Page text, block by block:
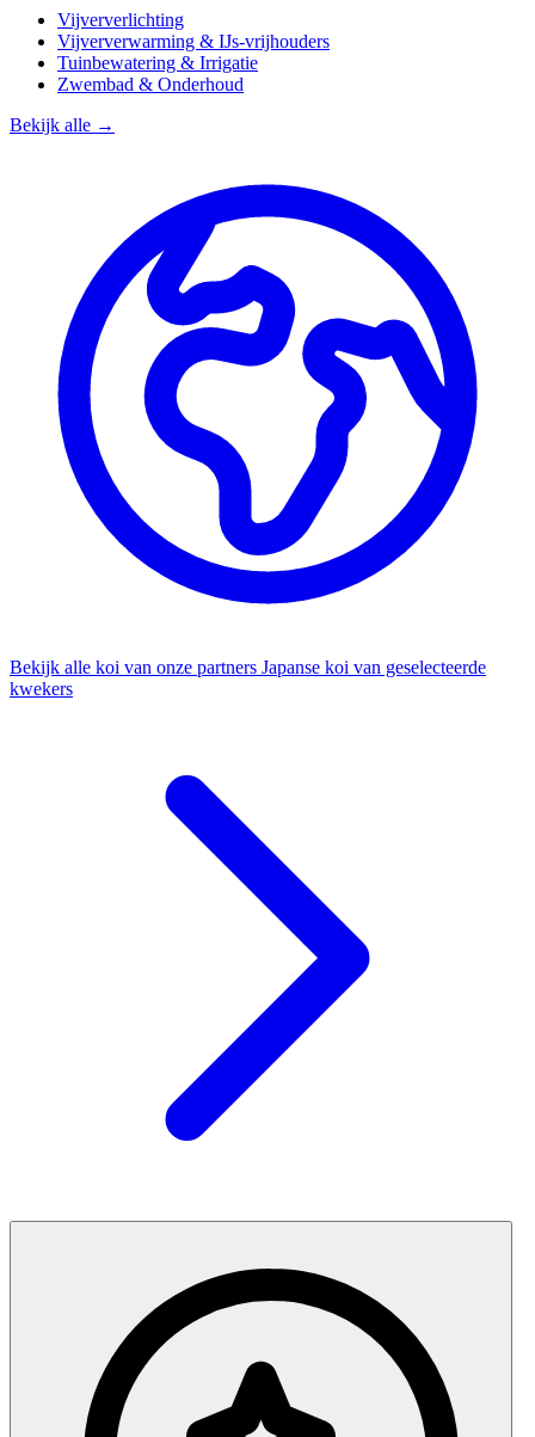
Vijververlichting
Vijververwarming & IJs-vrijhouders
Tuinbewatering & Irrigatie
Zwembad & Onderhoud
Bekijk alle →
Bekijk alle koi van onze partners Japanse koi van geselecteerde
kwekers